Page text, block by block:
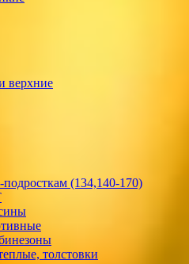
верхние
(134,140-170)
толстовки